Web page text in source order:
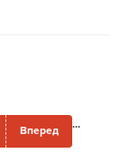
...
Вперед